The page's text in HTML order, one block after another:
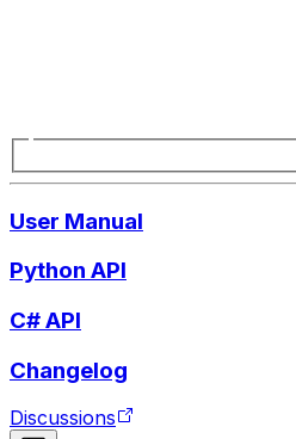
User Manual
Python API
C# API
Changelog
Discussions